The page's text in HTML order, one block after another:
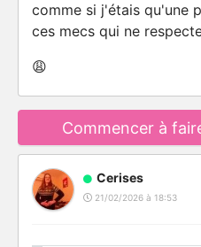
comme si j'étais qu'une
ces mecs qui ne
😩
Commencer à
Cerises
21/02/2026 à 18:53